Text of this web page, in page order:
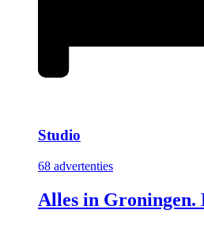
Studio
68 advertenties
Alles in Groningen.